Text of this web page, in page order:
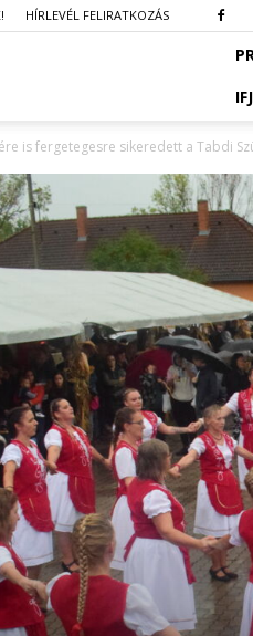
HÍRLEVÉL FELIRATKOZÁS
is fergetegesre sikeredett a Tabdi